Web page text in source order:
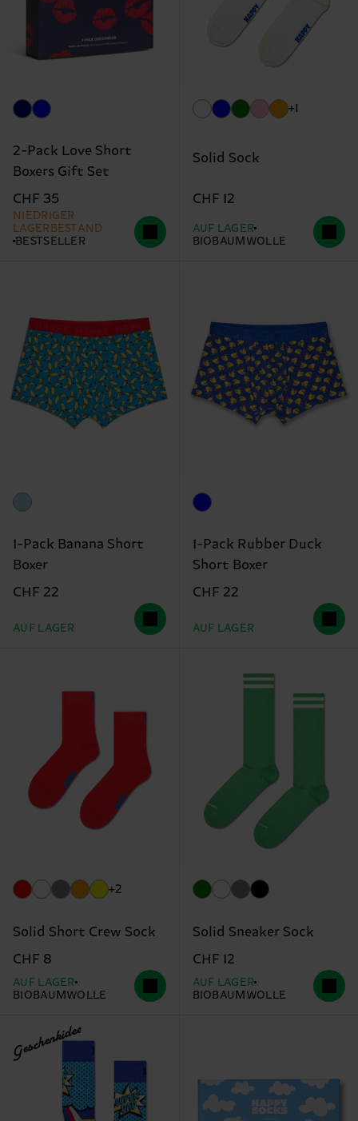
2-Pack Love Short
Boxers Gift Set
CHF 35
NIEDRIGER
LAGERBESTAND
BESTSELLER
+1
Solid Sock
CHF 12
AUF LAGER
BIOBAUMWOLLE
1-Pack Banana Short
Boxer
CHF 22
AUF LAGER
1-Pack Rubber Duck
Short Boxer
CHF 22
AUF LAGER
+2
Solid Short Crew Sock
CHF 8
AUF LAGER
BIOBAUMWOLLE
Solid Sneaker Sock
CHF 12
AUF LAGER
BIOBAUMWOLLE
Geschenkidee